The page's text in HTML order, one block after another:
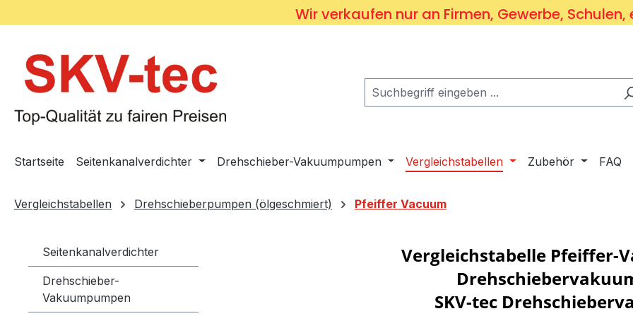
Wir verkaufen nur an Firmen, Gewerbe, Schulen,
Startseite Seitenkanalverdichter Drehschieber-Vakuumpumpen Vergleichstabellen Zubehör FAQ
Vergleichstabellen Drehschieberpumpen (ölgeschmiert) Pfeiffer Vacuum
Seitenkanalverdichter
Drehschieber-
Vakuumpumpen